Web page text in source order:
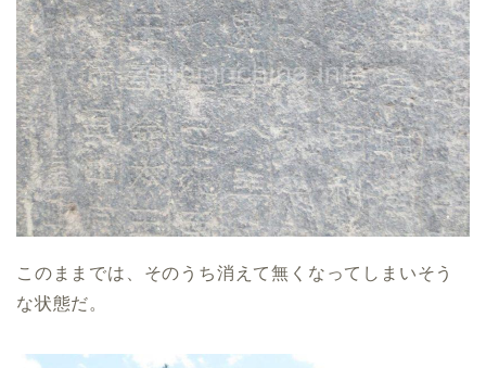
このままでは、そのうち消えて無くなってしまいそう
な状態だ。